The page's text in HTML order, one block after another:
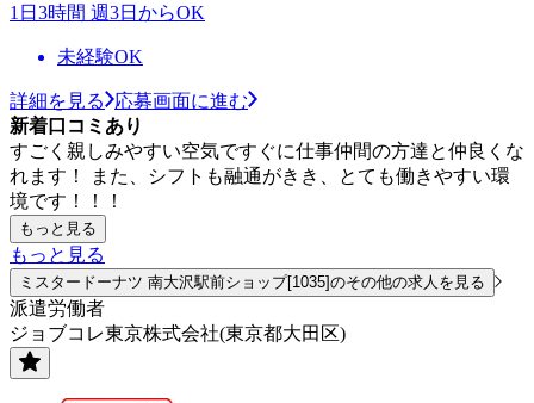
1日3時間 週3日からOK
未経験OK
詳細を見る
応募画面に進む
新着口コミあり
すごく親しみやすい空気ですぐに仕事仲間の方達と仲良くな
れます！ また、シフトも融通がきき、とても働きやすい環
境です！！！
もっと見る
もっと見る
ミスタードーナツ 南大沢駅前ショップ[1035]のその他の求人を見る
派遣労働者
ジョブコレ東京株式会社(東京都大田区)